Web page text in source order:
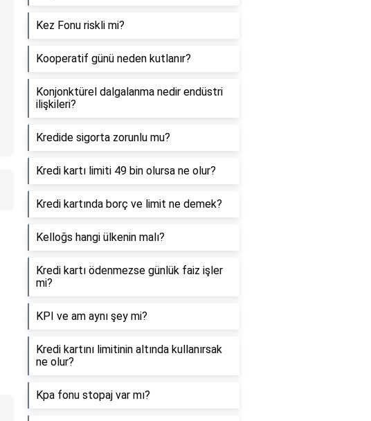
Kez Fonu riskli mi?
Kooperatif günü neden kutlanır?
Konjonktürel dalgalanma nedir endüstri
ilişkileri?
Kredide sigorta zorunlu mu?
Kredi kartı limiti 49 bin olursa ne olur?
Kredi kartında borç ve limit ne demek?
Kelloğs hangi ülkenin malı?
Kredi kartı ödenmezse günlük faiz işler
mi?
KPI ve am aynı şey mi?
Kredi kartını limitinin altında kullanırsak
ne olur?
Kpa fonu stopaj var mı?